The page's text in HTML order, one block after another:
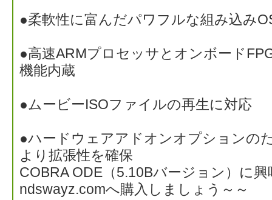
●柔軟性に富んだパワフルな組み込み
●高速ARMプロセッサとオンボード
機能内蔵
●ムービーISOファイルの再生に対応
●ハードウェアアドオンオプションの
より拡張性を確保
COBRA ODE（5.10Bバージョン）に
ndswayz.comへ購入しましょう～～